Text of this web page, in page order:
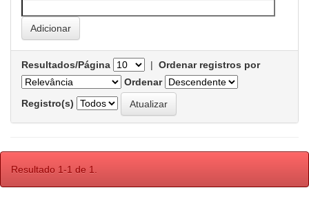
Resultados/Página | Ordenar registros por
Ordenar
Registro(s)
Resultado 1-1 de 1.